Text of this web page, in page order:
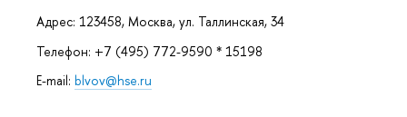
Адрес: 123458, Москва, ул. Таллинская, 34
Телефон: +7 (495) 772-9590 * 15198
E-mail: blvov@hse.ru